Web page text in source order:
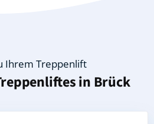
Ihrem Treppenlift
in Brück